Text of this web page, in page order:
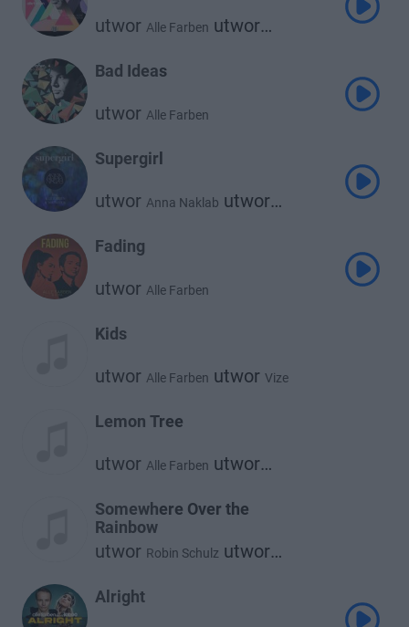
utwor Alle Farben utwor
Bad Ideas
utwor Alle Farben
Supergirl
utwor Anna Naklab utwor
Fading
utwor Alle Farben
Kids
utwor Alle Farben utwor Vize
Lemon Tree
utwor Alle Farben utwor
Somewhere Over the
Rainbow
utwor Robin Schulz utwor
Israel Kamakawiwo'ole
Alright